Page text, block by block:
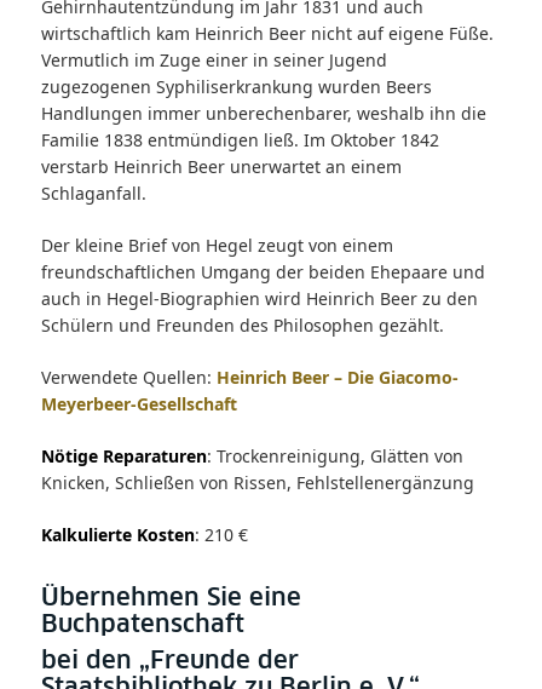
Gehirnhautentzündung im Jahr 1831 und auch
wirtschaftlich kam Heinrich Beer nicht auf eigene Füße.
Vermutlich im Zuge einer in seiner Jugend
zugezogenen Syphiliserkrankung wurden Beers
Handlungen immer unberechenbarer, weshalb ihn die
Familie 1838 entmündigen ließ. Im Oktober 1842
verstarb Heinrich Beer unerwartet an einem
Schlaganfall.
Der kleine Brief von Hegel zeugt von einem
freundschaftlichen Umgang der beiden Ehepaare und
auch in Hegel-Biographien wird Heinrich Beer zu den
Schülern und Freunden des Philosophen gezählt.
Verwendete Quellen: Heinrich Beer – Die Giacomo-
Meyerbeer-Gesellschaft
Nötige Reparaturen: Trockenreinigung, Glätten von
Knicken, Schließen von Rissen, Fehlstellenergänzung
Kalkulierte Kosten: 210 €
Übernehmen Sie eine
Buchpatenschaft
bei den „Freunde der